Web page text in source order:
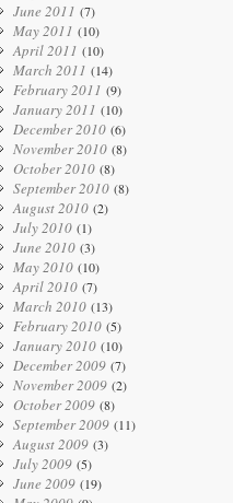
June 2011 (7)
May 2011 (10)
April 2011 (10)
March 2011 (14)
February 2011 (9)
January 2011 (10)
December 2010 (6)
November 2010 (8)
October 2010 (8)
September 2010 (8)
August 2010 (2)
July 2010 (1)
June 2010 (3)
May 2010 (10)
April 2010 (7)
March 2010 (13)
February 2010 (5)
January 2010 (10)
December 2009 (7)
November 2009 (2)
October 2009 (8)
September 2009 (11)
August 2009 (3)
July 2009 (5)
June 2009 (19)